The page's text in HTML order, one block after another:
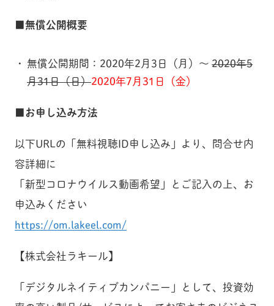
■無償公開概要
無償公開期間：2020年2月3日（月）～2020年5
月31日（日）2020年7月31日（金）
■お申し込み方法
以下URLの「無料視聴ID申し込み」より、問合せ内
容詳細に
「新型コロナウイルス動画希望」とご記入の上、お
申込みください
https://om.lakeel.com/
【株式会社ラキール】
「デジタルネイティブカンパニー」として、投資効